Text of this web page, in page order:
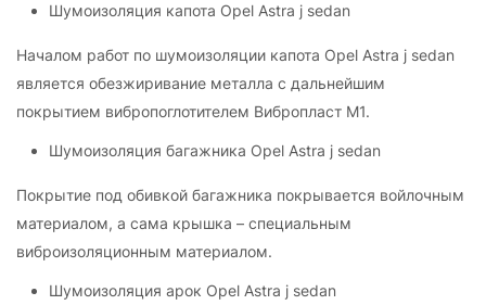
Шумоизоляция капота Opel Astra j sedan
Началом работ по шумоизоляции капота Opel Astra j sedan
является обезжиривание металла с дальнейшим
покрытием вибропоглотителем Вибропласт М1.
Шумоизоляция багажника Opel Astra j sedan
Покрытие под обивкой багажника покрывается войлочным
материалом, а сама крышка – специальным
виброизоляционным материалом.
Шумоизоляция арок Opel Astra j sedan